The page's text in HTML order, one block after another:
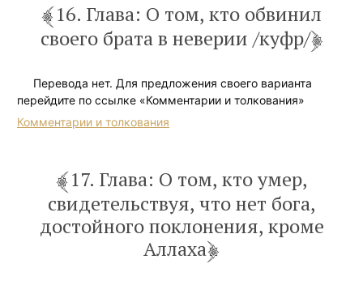
16. Глава: О том, кто обвинил
своего брата в неверии /куфр/
Перевода нет. Для предложения своего варианта
перейдите по ссылке «Комментарии и толкования»
Комментарии и толкования
17. Глава: О том, кто умер,
свидетельствуя, что нет бога,
достойного поклонения, кроме
Аллаха